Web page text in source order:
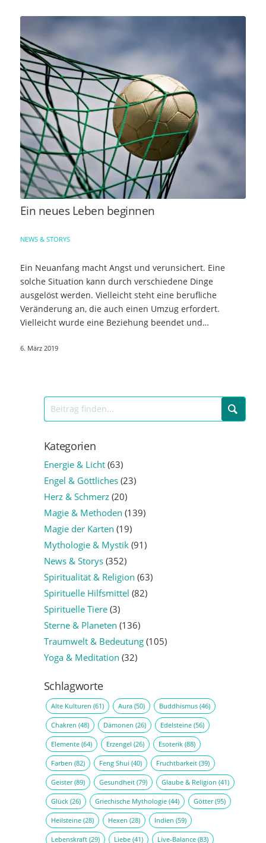
Ein neues Leben beginnen
NEWS & STORYS
Ein Neuanfang macht Angst und verunsichert. Eine
solche Situation kann durch verschiedene Dinge
ausgelöst werden. Vielleicht steht eine berufliche
Veränderung an, die auch einen Umzug erfordert.
Vielleicht wurde eine Beziehung beendet und…
6. März 2019
Kategorien
Energie & Licht(63)
Engel & Göttliches(23)
Herz & Schmerz(20)
Magie & Methoden (139)
Magie der Karten (19)
Mythologie & Mystik(91)
News & Storys(352)
Spiritualität & Religion (63)
Spirituelle Hilfsmittel (82)
Spirituelle Tiere(3)
Sterne & Planeten (136)
Traumwelt & Bedeutung(105)
Yoga & Meditation (32)
Schlagworte
Alte Kulturen (61) Aura(50) Buddhismus(46)
Chakren (48) Dämonen (26) Edelsteine(56)
Elemente(64) Erzengel (26) Esoterik(88)
Farben (82) Feng Shui (40) Fruchtbarkeit(39)
Geister(89) Gesundheit(79) Glaube & Religion (41)
Glück(26) Griechische Mythologie(44) Götter(95)
Heilsteine(28) Hexen (28) Indien (59)
Lebenskraft(29) Liebe(41) Live-Balance(83)